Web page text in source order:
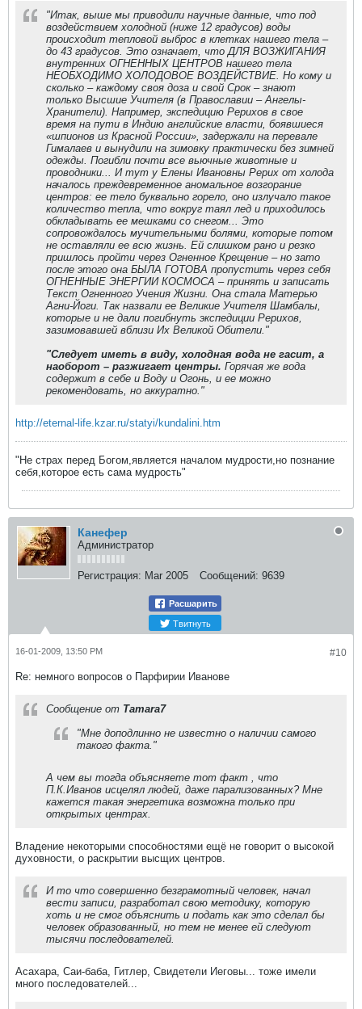
"Итак, выше мы приводили научные данные, что под
воздействием холодной (ниже 12 градусов) воды
происходит тепловой выброс в клетках нашего тела –
до 43 градусов. Это означает, что ДЛЯ ВОЗЖИГАНИЯ
внутренних ОГНЕННЫХ ЦЕНТРОВ нашего тела
НЕОБХОДИМО ХОЛОДОВОЕ ВОЗДЕЙСТВИЕ. Но кому и
сколько – каждому своя доза и свой Срок – знают
только Высшие Учителя (в Православии – Ангелы-
Хранители). Например, экспедицию Рерихов в свое
время на пути в Индию английские власти, боявшиеся
«шпионов из Красной России», задержали на перевале
Гималаев и вынудили на зимовку практически без зимней
одежды. Погибли почти все вьючные животные и
проводники... И тут у Елены Ивановны Рерих от холода
началось преждевременное аномальное возгорание
центров: ее тело буквально горело, оно излучало такое
количество тепла, что вокруг таял лед и приходилось
обкладывать ее мешками со снегом... Это
сопровождалось мучительными болями, которые потом
не оставляли ее всю жизнь. Ей слишком рано и резко
пришлось пройти через Огненное Крещение – но зато
после этого она БЫЛА ГОТОВА пропустить через себя
ОГНЕННЫЕ ЭНЕРГИИ КОСМОСА – принять и записать
Текст Огненного Учения Жизни. Она стала Матерью
Агни-Йоги. Так назвали ее Великие Учителя Шамбалы,
которые и не дали погибнуть экспедиции Рерихов,
зазимовавшей вблизи Их Великой Обители."
"Следует иметь в виду, холодная вода не гасит, а
наоборот – разжигает центры. Горячая же вода
содержит в себе и Воду и Огонь, и ее можно
рекомендовать, но аккуратно."
http://eternal-life.kzar.ru/statyi/kundalini.htm
"Не страх перед Богом,является началом мудрости,но познание
себя,которое есть сама мудрость"
Канефер
Администратор
Регистрация: Mar 2005 Сообщений: 9639
Расшарить
Твитнуть
#10
16-01-2009, 13:50 PM
Re: немного вопросов о Парфирии Иванове
Сообщение от Tamara7
"Мне доподлинно не известно о наличии самого
такого факта."
А чем вы тогда объясняете тот факт , что
П.К.Иванов исцелял людей, даже парализованных? Мне
кажется такая энергетика возможна только при
открытых центрах.
Владение некоторыми способностями ещё не говорит о высокой
духовности, о раскрытии высщих центров.
И то что совершенно безграмотный человек, начал
вести записи, разработал свою методику, которую
хоть и не смог объяснить и подать как это сделал бы
человек образованный, но тем не менее ей следуют
тысячи последователей.
Асахара, Саи-баба, Гитлер, Свидетели Иеговы... тоже имели
много последователей...